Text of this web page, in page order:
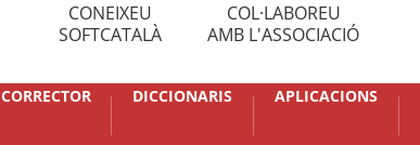
CONEIXEU
SOFTCATALÀ
COL·LABOREU
AMB L'ASSOCIACIÓ
CORRECTOR DICCIONARIS APLICACIONS